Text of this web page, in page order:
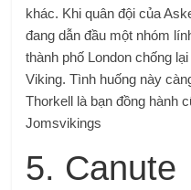
khác. Khi quân đội của
đang dẫn đầu một nhóm
thành phố London chống
Viking. Tình huống này
Thorkell là bạn đồng hành
Jomsvikings
5. Canute